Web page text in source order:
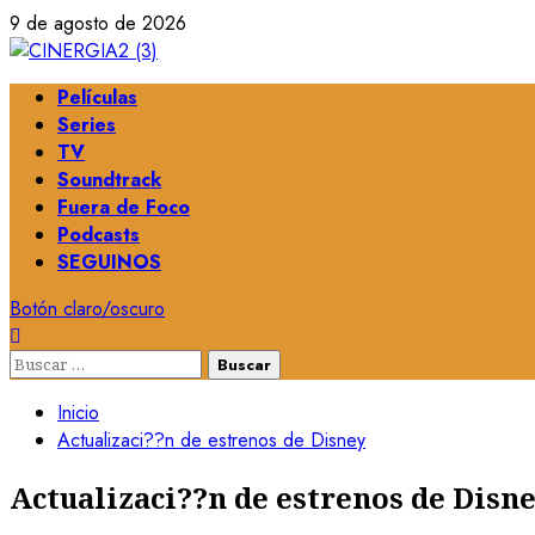
9 de agosto de 2026
Películas
Series
TV
Soundtrack
Fuera de Foco
Podcasts
SEGUINOS
Botón claro/oscuro
Inicio
Actualizaci??n de estrenos de Disney
Actualizaci??n de estrenos de